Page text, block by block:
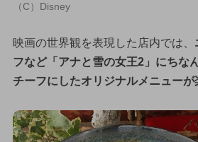
（C）Disney
映画の世界観を表現した店内では、
フなど「アナと雪の女王2」にちな
チーフにしたオリジナルメニューが